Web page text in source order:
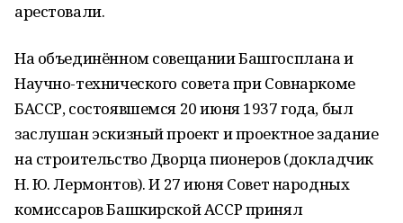
арестовали.
На объединённом совещании Башгосплана и
Научно-технического совета при Совнаркоме
БАССР, состоявшемся 20 июня 1937 года, был
заслушан эскизный проект и проектное задание
на строительство Дворца пионеров (докладчик
Н. Ю. Лермонтов). И 27 июня Совет народных
комиссаров Башкирской АССР принял